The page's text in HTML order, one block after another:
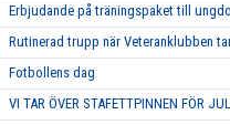
Erbjudande på träningspaket till
Rutinerad trupp när Veteranklubben
Fotbollens dag
VI TAR ÖVER STAFETTPINNEN FÖR